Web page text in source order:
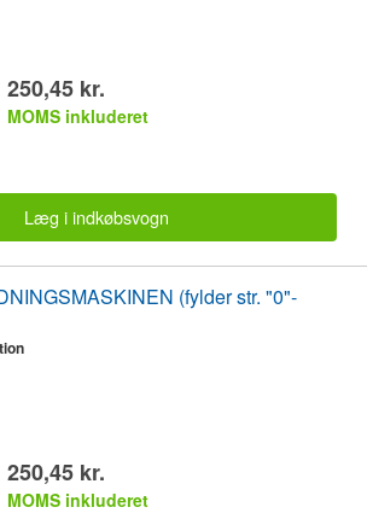
250,45 kr.
MOMS inkluderet
Læg i indkøbsvogn
(fylder str. "0"-
250,45 kr.
MOMS inkluderet